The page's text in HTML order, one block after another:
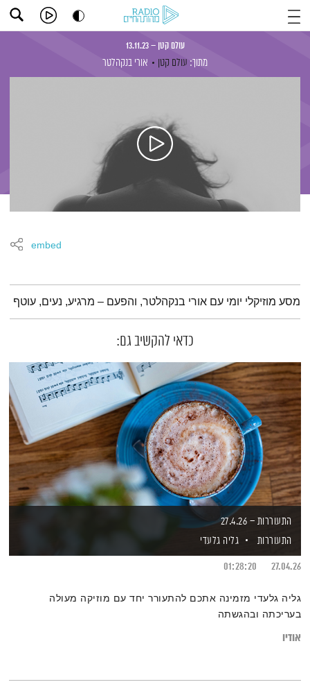
עולם קטן – 13.11.23
מתוך: עולם קטן אורי בנקהלטר
embed
תמצית הפודקאסט
מסע מוזיקלי יומי עם אורי בנקהלטר, והפעם – מרגיע, נעים, עוטף
כדאי להקשיב גם:
התעוררות – 27.4.26
התעוררות
גליה גלעדי
27.04.26
01:28:20
גליה גלעדי מזמינה אתכם להתעורר יחד עם מוזיקה מעולה
בעריכתה ובהגשתה
אודיו